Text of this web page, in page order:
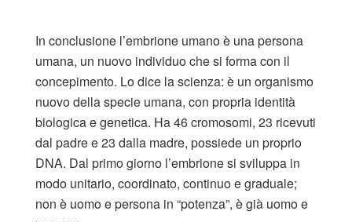
In conclusione l’embrione umano è una persona
umana, un nuovo individuo che si forma con il
concepimento. Lo dice la scienza: è un organismo
nuovo della specie umana, con propria identità
biologica e genetica. Ha 46 cromosomi, 23 ricevuti
dal padre e 23 dalla madre, possiede un proprio
DNA. Dal primo giorno l’embrione si sviluppa in
modo unitario, coordinato, continuo e graduale;
non è uomo e persona in “potenza”, è già uomo e